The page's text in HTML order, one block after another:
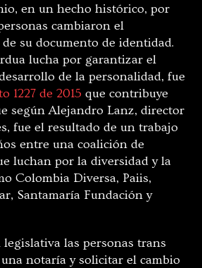
en un hecho histórico, por
cambiaron el
su documento de identidad.
lucha por garantizar el
de la personalidad, fue
1227 de 2015 que contribuye
según Alejandro Lanz, director
fue el resultado de un trabajo
entre una coalición de
luchan por la diversidad y la
Colombia Diversa, Paiis,
Santamaría Fundación y
las personas trans
notaría y solicitar el cambio